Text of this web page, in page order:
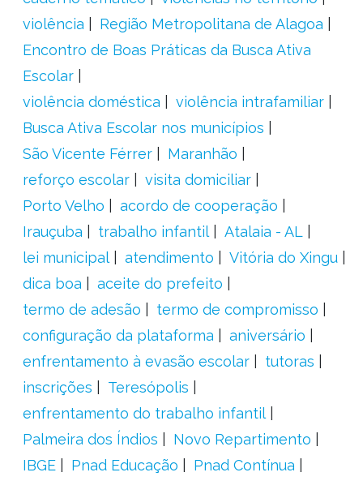
violência
Região Metropolitana de Alagoa
Encontro de Boas Práticas da Busca Ativa
Escolar
violência doméstica
violência intrafamiliar
Busca Ativa Escolar nos municípios
São Vicente Férrer
Maranhão
reforço escolar
visita domiciliar
Porto Velho
acordo de cooperação
Irauçuba
trabalho infantil
Atalaia - AL
lei municipal
atendimento
Vitória do Xingu
dica boa
aceite do prefeito
termo de adesão
termo de compromisso
configuração da plataforma
aniversário
enfrentamento à evasão escolar
tutoras
inscrições
Teresópolis
enfrentamento do trabalho infantil
Palmeira dos Índios
Novo Repartimento
IBGE
Pnad Educação
Pnad Contínua